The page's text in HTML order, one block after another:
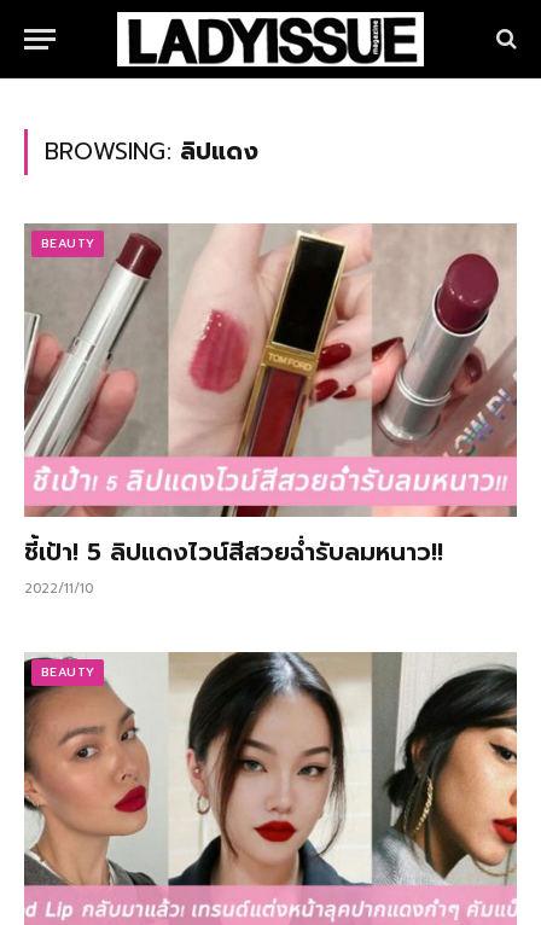
BROWSING: ลิปแดง
BEAUTY
ชี้เป้า! 5 ลิปแดงไวน์สีสวยฉ่ำรับลมหนาว!!
2022/11/10
BEAUTY